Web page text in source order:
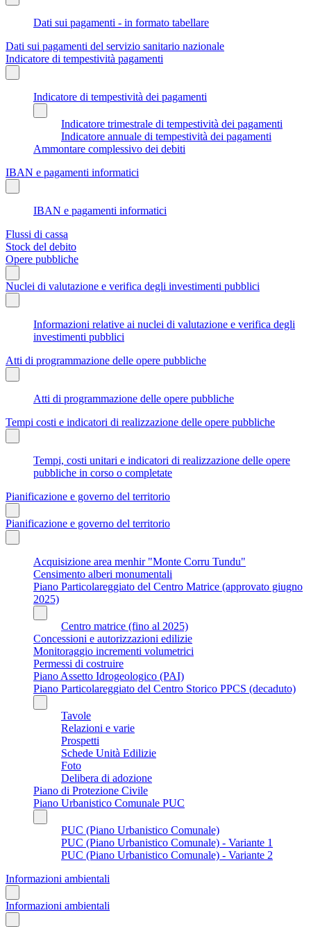
Dati sui pagamenti - in formato tabellare
Dati sui pagamenti del servizio sanitario nazionale
Indicatore di tempestività pagamenti
Indicatore di tempestività dei pagamenti
Indicatore trimestrale di tempestività dei pagamenti
Indicatore annuale di tempestività dei pagamenti
Ammontare complessivo dei debiti
IBAN e pagamenti informatici
IBAN e pagamenti informatici
Flussi di cassa
Stock del debito
Opere pubbliche
Nuclei di valutazione e verifica degli investimenti pubblici
Informazioni relative ai nuclei di valutazione e verifica degli
investimenti pubblici
Atti di programmazione delle opere pubbliche
Atti di programmazione delle opere pubbliche
Tempi costi e indicatori di realizzazione delle opere pubbliche
Tempi, costi unitari e indicatori di realizzazione delle opere
pubbliche in corso o completate
Pianificazione e governo del territorio
Pianificazione e governo del territorio
Acquisizione area menhir "Monte Corru Tundu"
Censimento alberi monumentali
Piano Particolareggiato del Centro Matrice (approvato giugno
2025)
Centro matrice (fino al 2025)
Concessioni e autorizzazioni edilizie
Monitoraggio incrementi volumetrici
Permessi di costruire
Piano Assetto Idrogeologico (PAI)
Piano Particolareggiato del Centro Storico PPCS (decaduto)
Tavole
Relazioni e varie
Prospetti
Schede Unità Edilizie
Foto
Delibera di adozione
Piano di Protezione Civile
Piano Urbanistico Comunale PUC
PUC (Piano Urbanistico Comunale)
PUC (Piano Urbanistico Comunale) - Variante 1
PUC (Piano Urbanistico Comunale) - Variante 2
Informazioni ambientali
Informazioni ambientali